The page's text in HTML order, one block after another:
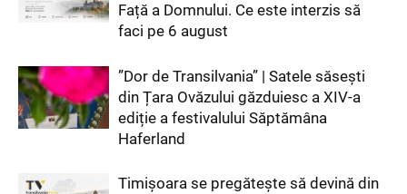
Față a Domnului. Ce este interzis să
faci pe 6 august
”Dor de Transilvania” | Satele săsești
din Țara Ovăzului găzduiesc a XIV-a
ediție a festivalului Săptămâna
Haferland
Timișoara se pregătește să devină din